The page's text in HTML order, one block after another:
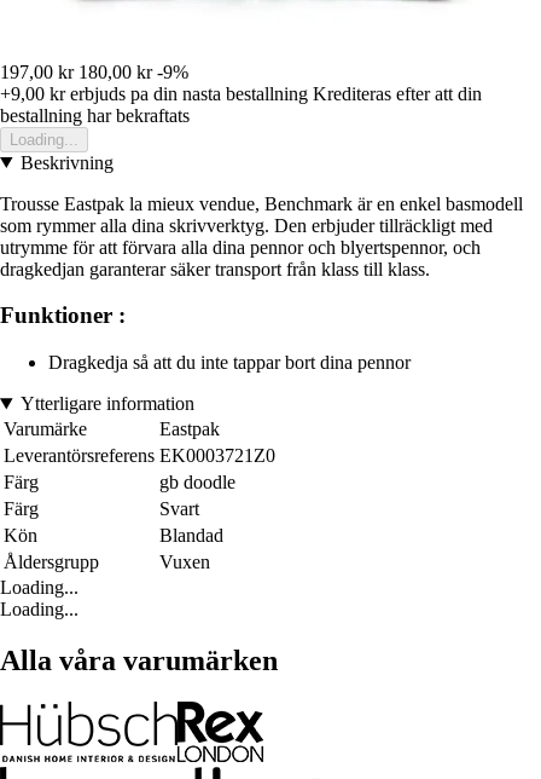
197,00 kr 180,00 kr -9%
+9,00 krerbjuds pa din nasta bestallning Krediteras efter att din
bestallning har bekraftats
Loading...
Beskrivning
Trousse Eastpak la mieux vendue, Benchmark är en enkel basmodell
som rymmer alla dina skrivverktyg. Den erbjuder tillräckligt med
utrymme för att förvara alla dina pennor och blyertspennor, och
dragkedjan garanterar säker transport från klass till klass.
Funktioner :
Dragkedja så att du inte tappar bort dina pennor
Ytterligare information
Varumärke
Eastpak
Leverantörsreferens EK0003721Z0
Färg
gb doodle
Färg
Svart
Kön
Blandad
Åldersgrupp
Vuxen
Loading...
Loading...
Alla våra varumärken